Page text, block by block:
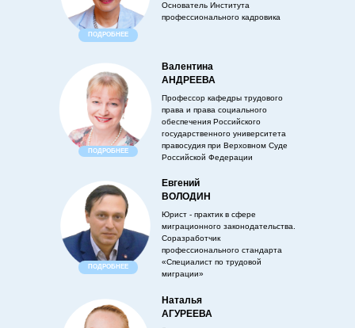
Валентина
АНДРЕЕВА
Евгений
ВОЛОДИН
Наталья
АГУРЕЕВА
Основатель Института
профессионального кадровика
Профессор кафедры трудового
права и права социального
обеспечения Российского
государственного университета
правосудия при Верховном Суде
Российской Федерации
Юрист - практик в сфере
миграционного законодательства.
Соразработчик
профессионального стандарта
«Специалист по трудовой
миграции»
ПОДРОБНЕЕ
ПОДРОБНЕЕ
ПОДРОБНЕЕ